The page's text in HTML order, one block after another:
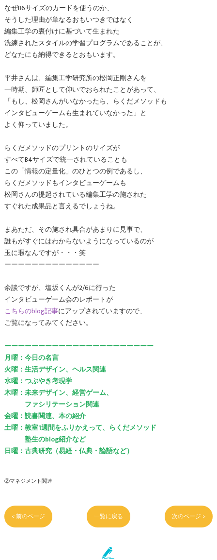
なぜB6サイズのカードを使うのか、
そうした理由が単なるおもいつきではなく
編集工学の裏付けに基づいて生まれた
洗練されたスタイルの学習プログラムであることが、
どなたにも納得できるとおもいます。
平井さんは、編集工学研究所の松岡正剛さんを
一時期、師匠として仰いでおられたことがあって、
「もし、松岡さんがいなかったら、らくだメソッドも
インタビューゲームも生まれていなかった」と
よく仰っていました。
らくだメソッドのプリントのサイズが
すべてB4サイズで統一されていることも
この「情報の定量化」のひとつの例であるし、
らくだメソッドもインタビューゲームも
松岡さんの提起されている編集工学の施された
すぐれた成果品と言えるでしょうね。
まあただ、その施され具合があまりに見事で、
誰もがすぐにはわからないようになっているのが
玉に瑕なんですが・・・笑
ーーーーーーーーーーーーーー
余談ですが、塩坂くんが2/6に行った
インタビューゲーム会のレポートが
こちらのblog記事にアップされていますので、
ご覧になってみてください。
ーーーーーーーーーーーーーーーーーーーーーー
月曜：今日の名言
火曜：生活デザイン、ヘルス関連
水曜：つぶやき考現学
木曜：未来デザイン、経営ゲーム、
ファシリテーション関連
金曜：読書関連、本の紹介
土曜：教室1週間をふりかえって、らくだメソッド
塾生のblog紹介など
日曜：古典研究（易経・仏典・論語など）
②マネジメント関連
< 前のページ 一覧に戻る 次のページ >